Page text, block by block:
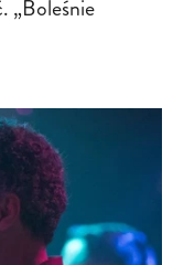
„Boleśnie